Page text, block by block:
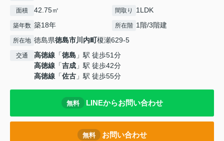
面積 42.75㎡ 間取り 1LDK
築年数 築18年 所在階 1階/3階建
所在地 徳島県徳島市川内町榎瀬629-5
交通 高徳線 「徳島 」駅 徒歩51分
高徳線 「吉成 」駅 徒歩42分
高徳線 「佐古 」駅 徒歩55分
無料 LINEからお問い合わせ
無料 お問い合わせ